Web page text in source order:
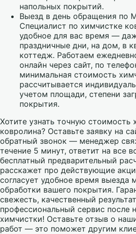
напольных покрытий.
Выезд в день обращения по
Специалист по химчистке
удобное для вас время —
праздничные дни, на дом, в
коттедж. Работаем
онлайн через сайт, по
минимальная стоимость
рассчитывается
учетом площади, степени
покрытия.
Хотите узнать точную стоимость
ковролина? Оставьте заявку на
обратный звонок — менеджер
течение 5 минут, ответит на все
бесплатный предварительный
расскажет про действующие
согласует удобное время выезда
обработки вашего покрытия.
свежесть, качественный
профессиональный сервис после
химчистки! Оставьте отзыв о
работ — это поможет другим